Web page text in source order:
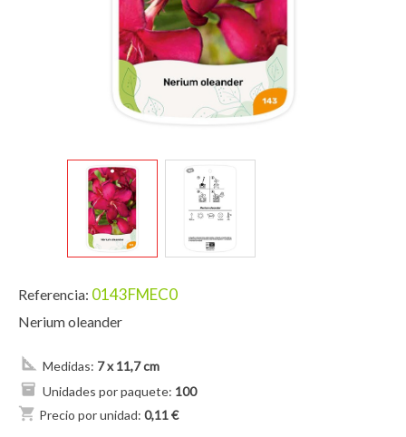
Referencia: 0143FMEC0
Nerium oleander
Medidas: 7 x 11,7 cm
Unidades por paquete: 100
shopping_cart Precio por unidad: 0,11 €